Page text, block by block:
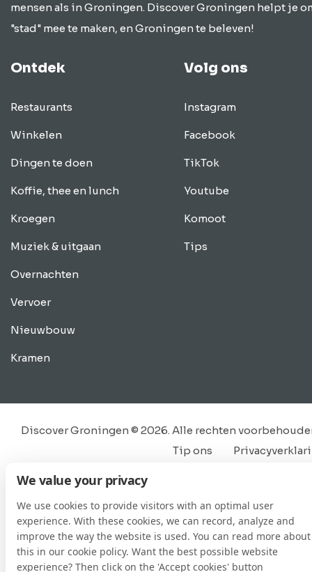
mensen als in Groningen. Discover Groningen helpt je
"stad" mee te maken, en Groningen te beleven!
Ontdek
Restaurants
Winkelen
Dingen te doen
Koffie, thee en lunch
Kroegen
Muziek & uitgaan
Overnachten
Vervoer
Nieuwbouw
Kramen
Volg ons
Instagram
Facebook
TikTok
Youtube
Komoot
Tips
Discover Groningen © 2026. Alle rechten
Tip ons
We value your privacy
We use cookies to provide visitors with an optimal user
experience. With these cookies, we can record, analyze and
improve the way the website is used. You can read more about
this in our cookie policy. Want the best possible website
experience? Then click on the 'Accept cookies' button